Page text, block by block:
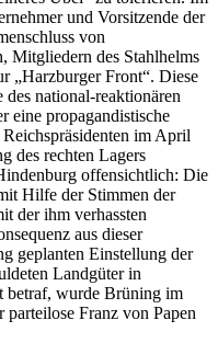
und Vorsitzende der
von
Mitgliedern des Stahlhelms
„Harzburger Front“. Diese
national-reaktionären
eine propagandistische
im April
des rechten Lagers
offensichtlich: Die
Hilfe der Stimmen der
der ihm verhassten
aus dieser
geplanten Einstellung der
Landgüter in
betraf, wurde Brüning im
parteilose Franz von Papen